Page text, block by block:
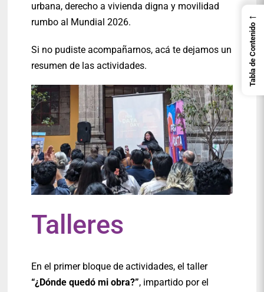
urbana, derecho a vivienda digna y movilidad
rumbo al Mundial 2026.
Si no pudiste acompañarnos, acá te dejamos un
resumen de las actividades.
Talleres
En el primer bloque de actividades, el taller
“¿Dónde quedó mi obra?”, impartido por el
←
Tabla de Contenido